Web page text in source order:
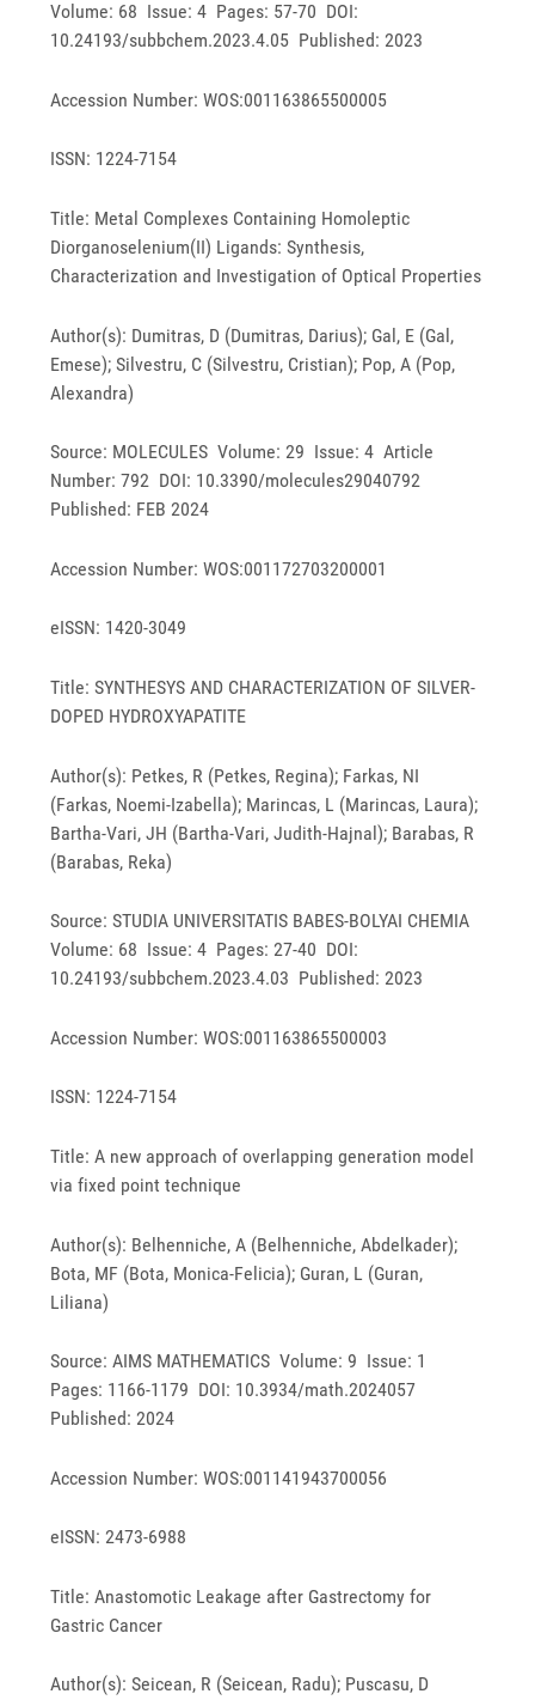
Volume: 68 Issue: 4 Pages: 57-70 DOI:
10.24193/subbchem.2023.4.05 Published: 2023
Accession Number: WOS:001163865500005
ISSN: 1224-7154
Title: Metal Complexes Containing Homoleptic
Diorganoselenium(II) Ligands: Synthesis,
Characterization and Investigation of Optical Properties
Author(s): Dumitras, D (Dumitras, Darius); Gal, E (Gal,
Emese); Silvestru, C (Silvestru, Cristian); Pop, A (Pop,
Alexandra)
Source: MOLECULES Volume: 29 Issue: 4 Article
Number: 792 DOI: 10.3390/molecules29040792
Published: FEB 2024
Accession Number: WOS:001172703200001
eISSN: 1420-3049
Title: SYNTHESYS AND CHARACTERIZATION OF SILVER-
DOPED HYDROXYAPATITE
Author(s): Petkes, R (Petkes, Regina); Farkas, NI
(Farkas, Noemi-Izabella); Marincas, L (Marincas, Laura);
Bartha-Vari, JH (Bartha-Vari, Judith-Hajnal); Barabas, R
(Barabas, Reka)
Source: STUDIA UNIVERSITATIS BABES-BOLYAI CHEMIA
Volume: 68 Issue: 4 Pages: 27-40 DOI:
10.24193/subbchem.2023.4.03 Published: 2023
Accession Number: WOS:001163865500003
ISSN: 1224-7154
Title: A new approach of overlapping generation model
via fixed point technique
Author(s): Belhenniche, A (Belhenniche, Abdelkader);
Bota, MF (Bota, Monica-Felicia); Guran, L (Guran,
Liliana)
Source: AIMS MATHEMATICS Volume: 9 Issue: 1
Pages: 1166-1179 DOI: 10.3934/math.2024057
Published: 2024
Accession Number: WOS:001141943700056
eISSN: 2473-6988
Title: Anastomotic Leakage after Gastrectomy for
Gastric Cancer
Author(s): Seicean, R (Seicean, Radu); Puscasu, D